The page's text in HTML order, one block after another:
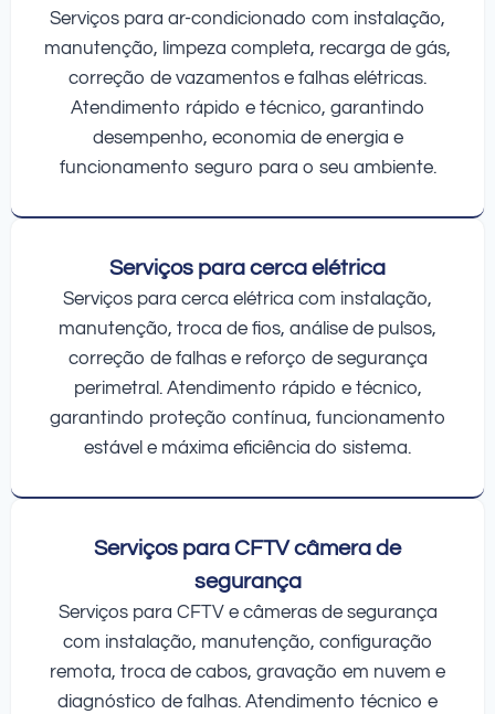
Serviços para ar-condicionado com instalação,
manutenção, limpeza completa, recarga de gás,
correção de vazamentos e falhas elétricas.
Atendimento rápido e técnico, garantindo
desempenho, economia de energia e
funcionamento seguro para o seu ambiente.
Serviços para cerca elétrica
Serviços para cerca elétrica com instalação,
manutenção, troca de fios, análise de pulsos,
correção de falhas e reforço de segurança
perimetral. Atendimento rápido e técnico,
garantindo proteção contínua, funcionamento
estável e máxima eficiência do sistema.
Serviços para CFTV câmera de
segurança
Serviços para CFTV e câmeras de segurança
com instalação, manutenção, configuração
remota, troca de cabos, gravação em nuvem e
diagnóstico de falhas. Atendimento técnico e